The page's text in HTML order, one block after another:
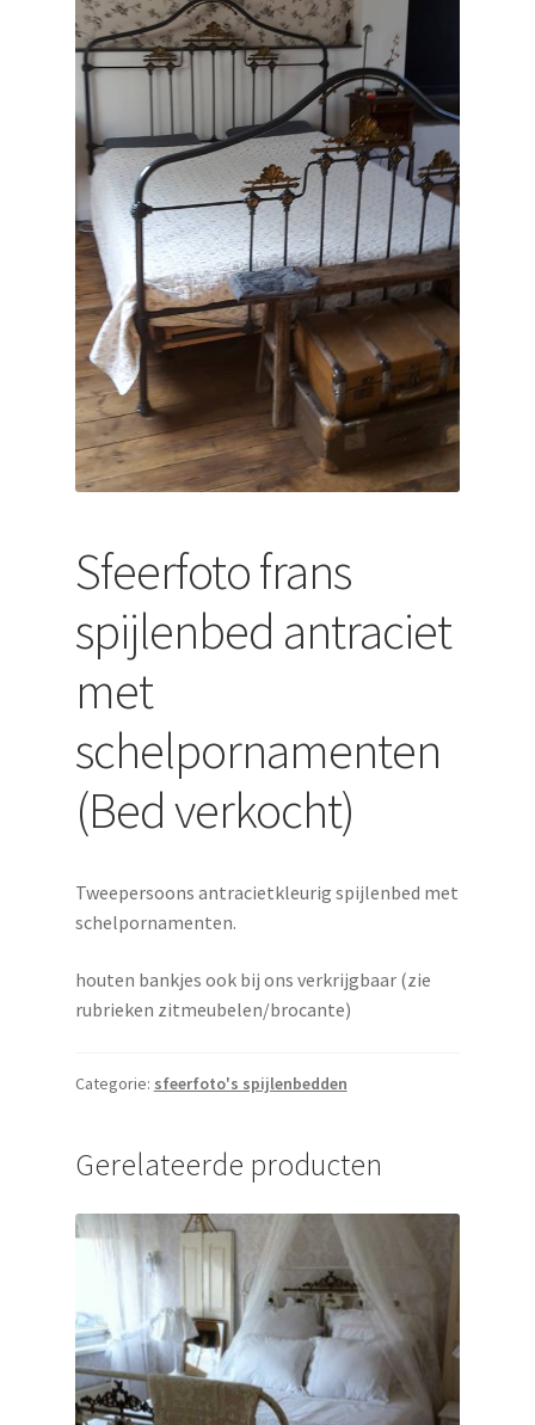
Sfeerfoto frans
spijlenbed antraciet
met
schelpornamenten
(Bed verkocht)
Tweepersoons antracietkleurig spijlenbed met
schelpornamenten.
houten bankjes ook bij ons verkrijgbaar (zie
rubrieken zitmeubelen/brocante)
Categorie: sfeerfoto's spijlenbedden
Gerelateerde producten